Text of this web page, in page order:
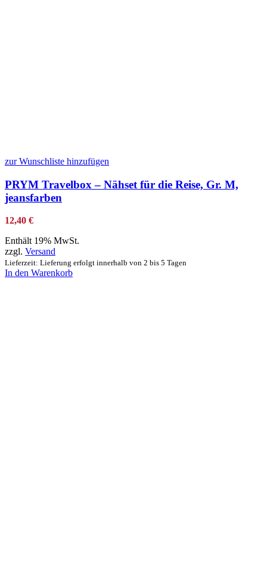
zur Wunschliste hinzufügen
PRYM Travelbox – Nähset für die Reise, Gr. M,
jeansfarben
12,40 €
Enthält 19% MwSt.
zzgl. Versand
Lieferzeit: Lieferung erfolgt innerhalb von 2 bis 5 Tagen
In den Warenkorb